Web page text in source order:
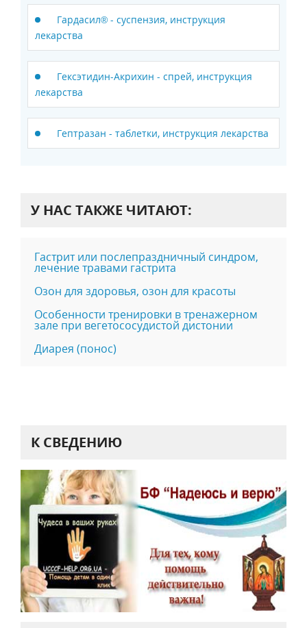
Гардасил® - суспензия, инструкция
лекарства
Гексэтидин-Акрихин - спрей, инструкция
лекарства
Гептразан - таблетки, инструкция лекарства
У НАС ТАКЖЕ ЧИТАЮТ:
Гастрит или послепраздничный синдром,
лечение травами гастрита
Озон для здоровья, озон для красоты
Особенности тренировки в тренажерном
зале при вегетососудистой дистонии
Диарея (понос)
К СВЕДЕНИЮ